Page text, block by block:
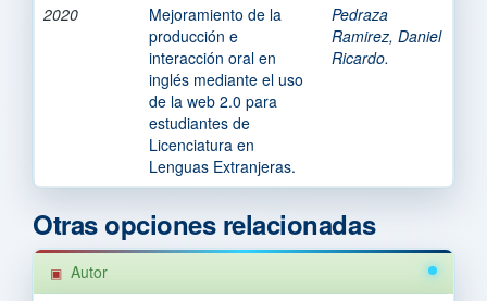
2020
Mejoramiento de la
producción e
interacción oral en
inglés mediante el uso
de la web 2.0 para
estudiantes de
Licenciatura en
Lenguas Extranjeras.
Pedraza
Ramirez, Daniel
Ricardo.
Otras opciones relacionadas
Autor